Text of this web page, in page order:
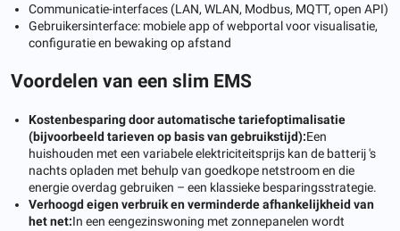
Communicatie-interfaces (LAN, WLAN, Modbus, MQTT, open API)
Gebruikersinterface: mobiele app of webportal voor visualisatie,
configuratie en bewaking op afstand
Voordelen van een slim EMS
Kostenbesparing door automatische tariefoptimalisatie
(bijvoorbeeld tarieven op basis van gebruikstijd):Een
huishouden met een variabele elektriciteitsprijs kan de batterij 's
nachts opladen met behulp van goedkope netstroom en die
energie overdag gebruiken – een klassieke besparingsstrategie.
Verhoogd eigen verbruik en verminderde afhankelijkheid van
het net:In een eengezinswoning met zonnepanelen wordt